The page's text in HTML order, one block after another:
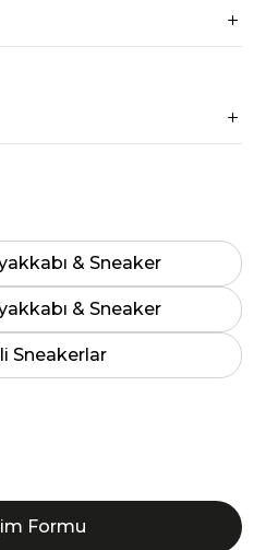
& Sneaker
& Sneaker
Sneakerlar
Formu